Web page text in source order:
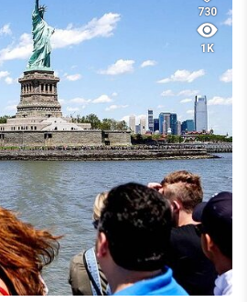
730
1K